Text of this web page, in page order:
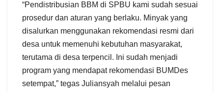
“Pendistribusian BBM di SPBU kami sudah sesuai
prosedur dan aturan yang berlaku. Minyak yang
disalurkan menggunakan rekomendasi resmi dari
desa untuk memenuhi kebutuhan masyarakat,
terutama di desa terpencil. Ini sudah menjadi
program yang mendapat rekomendasi BUMDes
setempat,” tegas Juliansyah melalui pesan